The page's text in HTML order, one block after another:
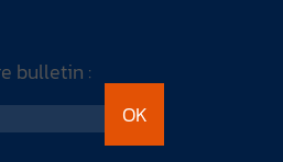
OK
bulletin :